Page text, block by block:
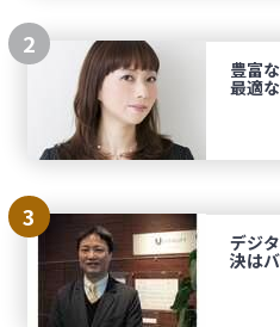
2
豊富
最適
3
デジ
決は